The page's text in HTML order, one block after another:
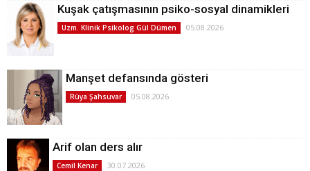
Kuşak çatışmasının psiko-sosyal dinamikleri
Uzm. Klinik Psikolog Gül Dümen 05.08.2026
Manşet defansında gösteri
Rüya Şahsuvar 05.08.2026
Arif olan ders alır
Cemil Kenar 30.07.2026